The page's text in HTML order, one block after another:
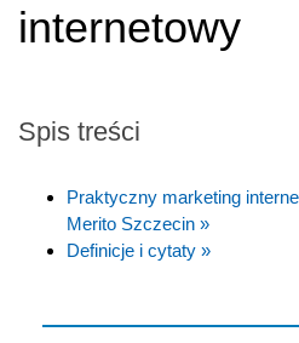
internetowy
Spis treści
Praktyczny marketing
Merito Szczecin »
Definicje i cytaty »